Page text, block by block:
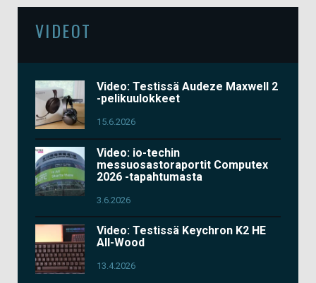
VIDEOT
Video: Testissä Audeze Maxwell 2
-pelikuulokkeet
15.6.2026
Video: io-techin
messuosastoraportit Computex
2026 -tapahtumasta
3.6.2026
Video: Testissä Keychron K2 HE
All-Wood
13.4.2026